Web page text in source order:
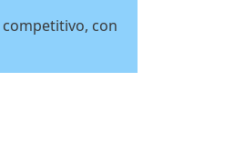
competitivo, con